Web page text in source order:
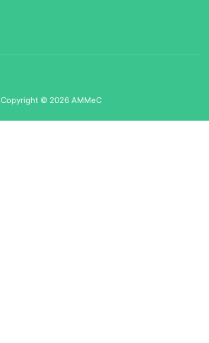
Copyright © 2026 AMMeC